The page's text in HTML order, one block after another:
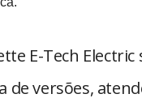
E-Tech
de versões,